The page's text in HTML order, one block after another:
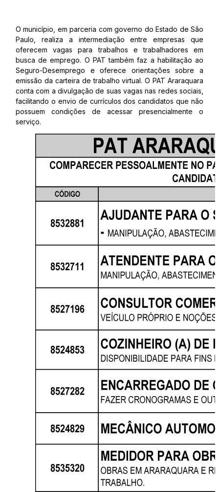
O município, em parceria com governo do Estado de São
Paulo, realiza a intermediação entre empresas que
oferecem vagas para trabalhos e trabalhadores em
busca de emprego. O PAT também faz a habilitação ao
Seguro-Desemprego e oferece orientações sobre a
emissão da carteira de trabalho virtual. O PAT Araraquara
conta com a divulgação de suas vagas nas redes sociais,
facilitando o envio de currículos dos candidatos que não
possuem condições de acessar presencialmente o
serviço.